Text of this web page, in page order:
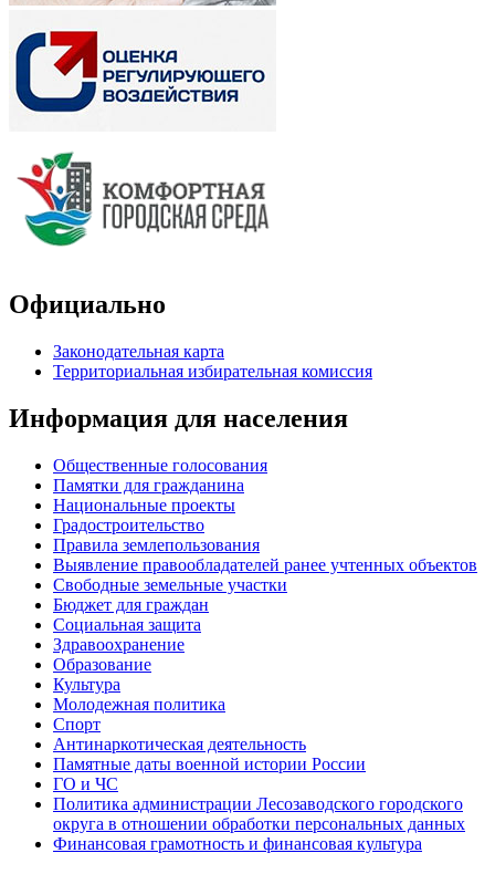
Официально
Законодательная карта
Территориальная избирательная комиссия
Информация для населения
Общественные голосования
Памятки для гражданина
Национальные проекты
Градостроительство
Правила землепользования
Выявление правообладателей ранее учтенных объектов
Свободные земельные участки
Бюджет для граждан
Социальная защита
Здравоохранение
Образование
Культура
Молодежная политика
Спорт
Антинаркотическая деятельность
Памятные даты военной истории России
ГО и ЧС
Политика администрации Лесозаводского городского
округа в отношении обработки персональных данных
Финансовая грамотность и финансовая культура